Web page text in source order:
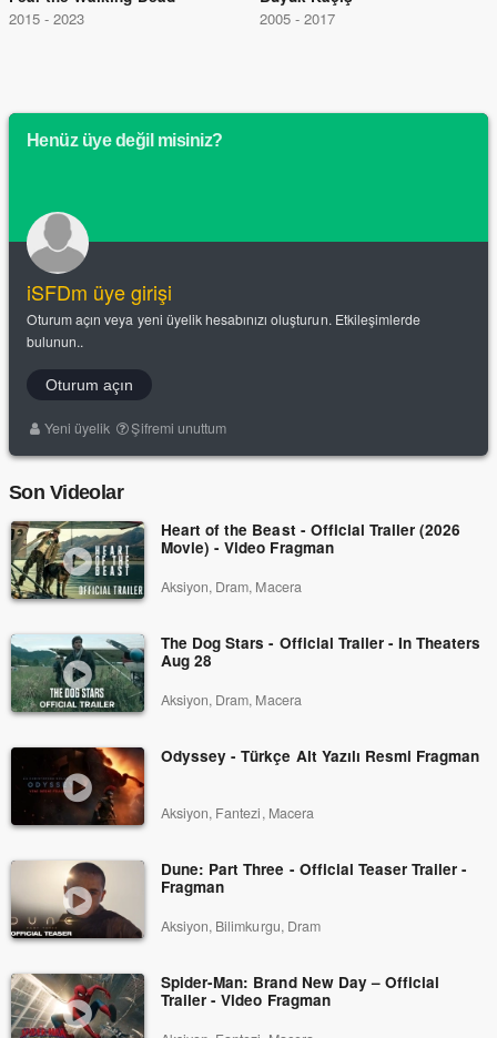
2015 - 2023
2005 - 2017
Henüz üye değil misiniz?
iSFDm üye girişi
Oturum açın veya yeni üyelik hesabınızı oluşturun. Etkileşimlerde
bulunun..
Oturum açın
Yeni üyelik Şifremi unuttum
Son Videolar
Heart of the Beast - Official Trailer (2026
Movie) - Video Fragman
Aksiyon, Dram, Macera
The Dog Stars - Official Trailer - In Theaters
Aug 28
Aksiyon, Dram, Macera
Odyssey - Türkçe Alt Yazılı Resmi Fragman
Aksiyon, Fantezi, Macera
Dune: Part Three - Official Teaser Trailer -
Fragman
Aksiyon, Bilimkurgu, Dram
Spider-Man: Brand New Day – Official
Trailer - Video Fragman